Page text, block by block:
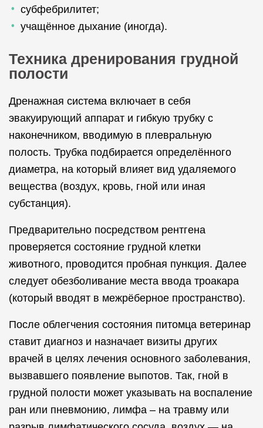
субфебрилитет;
учащённое дыхание (иногда).
Техника дренирования грудной
полости
Дренажная система включает в себя
эвакуирующий аппарат и гибкую трубку с
наконечником, вводимую в плевральную
полость. Трубка подбирается определённого
диаметра, на который влияет вид удаляемого
вещества (воздух, кровь, гной или иная
субстанция).
Предварительно посредством рентгена
проверяется состояние грудной клетки
животного, проводится пробная пункция. Далее
следует обезболивание места ввода троакара
(который вводят в межрёберное пространство).
После облегчения состояния питомца ветеринар
ставит диагноз и назначает визиты других
врачей в целях лечения основного заболевания,
вызвавшего появление выпотов. Так, гной в
грудной полости может указывать на воспаление
ран или пневмонию, лимфа – на травму или